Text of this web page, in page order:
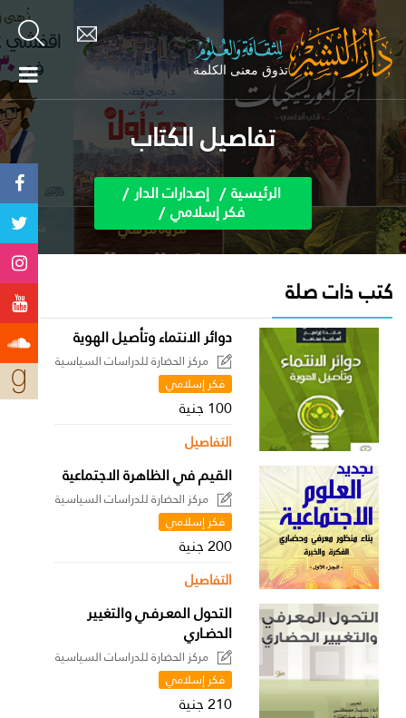
تفاصيل الكتاب
الرئيسية إصدارات الدار
فكر إسلامي
كتب ذات صلة
دوائر الانتماء وتأصيل الهوية
مركز الحضارة للدراسات السياسية
فكر إسلامي
100 جنية
التفاصيل
القيم في الظاهرة الاجتماعية
مركز الحضارة للدراسات السياسية
فكر إسلامي
200 جنية
التفاصيل
التحول المعـرفـي والتغيير
الحضـاري
مركز الحضارة للدراسات السياسية
فكر إسلامي
210 جنية